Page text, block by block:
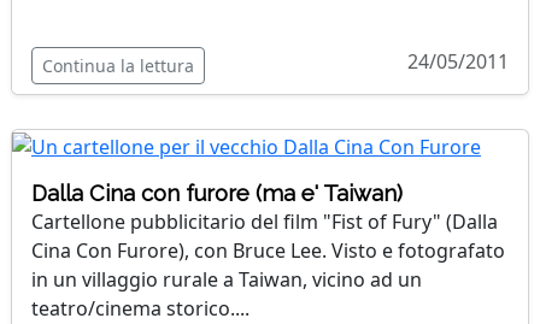
Continua la lettura 24/05/2011
Dalla Cina con furore (ma e' Taiwan)
Cartellone pubblicitario del film "Fist of Fury" (Dalla
Cina Con Furore), con Bruce Lee. Visto e fotografato
in un villaggio rurale a Taiwan, vicino ad un
teatro/cinema storico....